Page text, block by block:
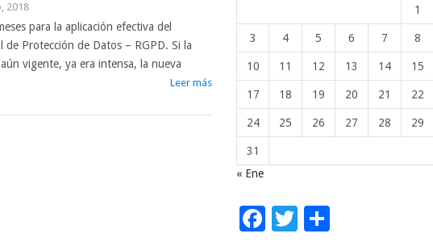
2018
para la aplicación efectiva del
de Protección de Datos – RGPD. Si la
vigente, ya era intensa, la nueva
Leer más
1
3 4 5 6 7 8
10 11 12 13 14 15
17 18 19 20 21 22
24 25 26 27 28 29
31
« Ene
Facebook
Twitter